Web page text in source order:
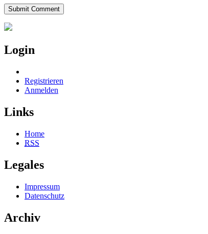
Login
Registrieren
Anmelden
Links
Home
RSS
Legales
Impressum
Datenschutz
Archiv